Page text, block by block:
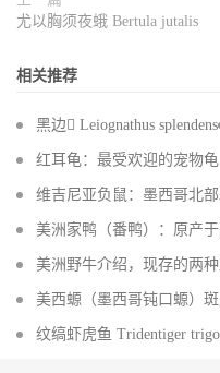
尤以胸须夜蛾 Bertula jutalis
相关推荐
黑边 Leiognathus splendens
红耳龟：最受欢迎的宠物龟
维吉尼亚负鼠：墨西哥北
美洲家鸭（番鸭）：原产
美洲野牛介绍，现存的两
美西螈（墨西哥钝口螈）
纹缟虾虎鱼 Tridentiger